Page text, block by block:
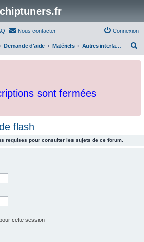
chiptuners.fr
Nous contacter Connexion
Demande d'aide Matériels Autres interfaces de flash
c
sont fermées
flash
requises pour consulter les sujets de ce forum.
cette session